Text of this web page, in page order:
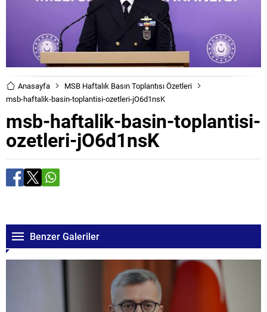
Anasayfa
MSB Haftalık Basın Toplantısı Özetleri
msb-haftalik-basin-toplantisi-ozetleri-jO6d1nsK
msb-haftalik-basin-toplantisi-
ozetleri-jO6d1nsK
Benzer Galeriler